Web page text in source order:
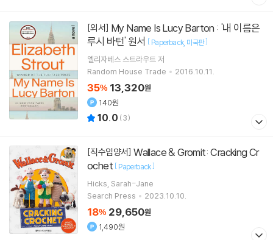
[외서]
루시 바턴' 원서 [ Paperback 미국판]
엘리자베스 스트라우트 저
Random House Trade
2016.10.11.
35% 13,320원
140원
10.0 (3)
[직수입양서] Wallace & Gromit: Cracking Cr
ochet [ Paperback]
Hicks, Sarah-Jane
Search Press
2023.10.10.
18% 29,650원
1,490원